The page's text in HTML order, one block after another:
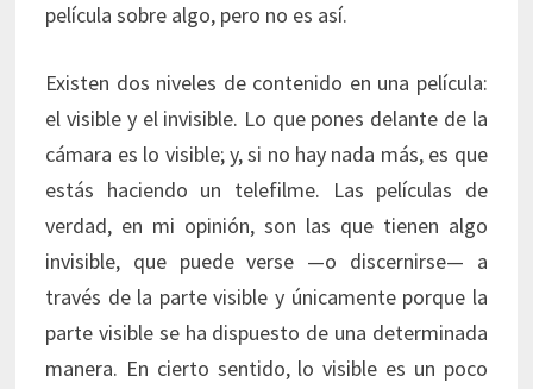
película sobre algo, pero no es así.
Existen dos niveles de contenido en una película:
el visible y el invisible. Lo que pones delante de la
cámara es lo visible; y, si no hay nada más, es que
estás haciendo un telefilme. Las películas de
verdad, en mi opinión, son las que tienen algo
invisible, que puede verse —o discernirse— a
través de la parte visible y únicamente porque la
parte visible se ha dispuesto de una determinada
manera. En cierto sentido, lo visible es un poco